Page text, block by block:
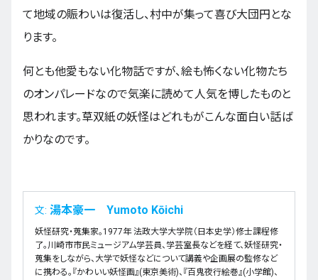
て地域の賑わいは復活し、村中が集って喜び大団円とな
ります。
何とも他愛もない化物話ですが、絵も怖くない化物たち
のオンパレードなので気楽に読めて人気を博したものと
思われます。草双紙の妖怪はどれもがこんな面白い話ば
かりなのです。
文: 湯本豪一 Yumoto Kōichi
妖怪研究・蒐集家。1977年 法政大学大学院（日本史学）修士課程修
了。川崎市市民ミュージアム学芸員、学芸室長などを経て、妖怪研究・
蒐集をしながら、大学で妖怪などについて講義や企画展の監修など
に携わる。『かわいい妖怪画』(東京美術)、『百鬼夜行絵巻』(小学館)、